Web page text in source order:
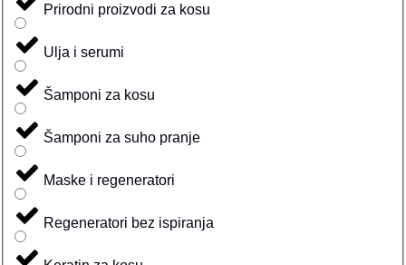
Prirodni proizvodi za kosu
Ulja i serumi
Šamponi za kosu
Šamponi za suho pranje
Maske i regeneratori
Regeneratori bez ispiranja